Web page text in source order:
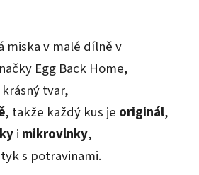
miska v malé dílně v
Egg Back Home,
krásný tvar,
, takže každý kus je originál,
i mikrovlnky,
s potravinami.